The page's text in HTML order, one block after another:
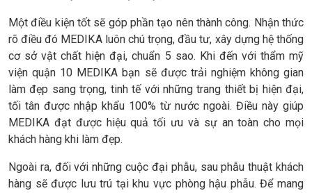
Một điều kiện tốt sẽ góp phần tạo nên thành công. Nhận thức
rõ điều đó MEDIKA luôn chú trọng, đầu tư, xây dựng hệ thống
cơ sở vật chất hiện đại, chuẩn 5 sao. Khi đến với thẩm mỹ
viện quận 10 MEDIKA bạn sẽ được trải nghiệm không gian
làm đẹp sang trọng, tinh tế với những trang thiết bị hiện đại,
tối tân được nhập khẩu 100% từ nước ngoài. Điều này giúp
MEDIKA đạt được hiệu quả tối ưu và sự an toàn cho mọi
khách hàng khi làm đẹp.
Ngoài ra, đối với những cuộc đại phẫu, sau phẫu thuật khách
hàng sẽ được lưu trú tại khu vực phòng hậu phẫu. Để mang